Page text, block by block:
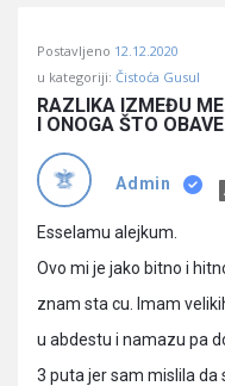
Učene
Latest
Pitanja
Postavljeno 12.12.2020
u kategoriji: Čistoća Gusul
RAZLIKA IZMEĐU
I ONOGA ŠTO
Admin
Esselamu alejkum.
Ovo mi je jako bitno i
znam sta cu. Imam
u abdestu i namazu pa
3 puta jer sam mislila da